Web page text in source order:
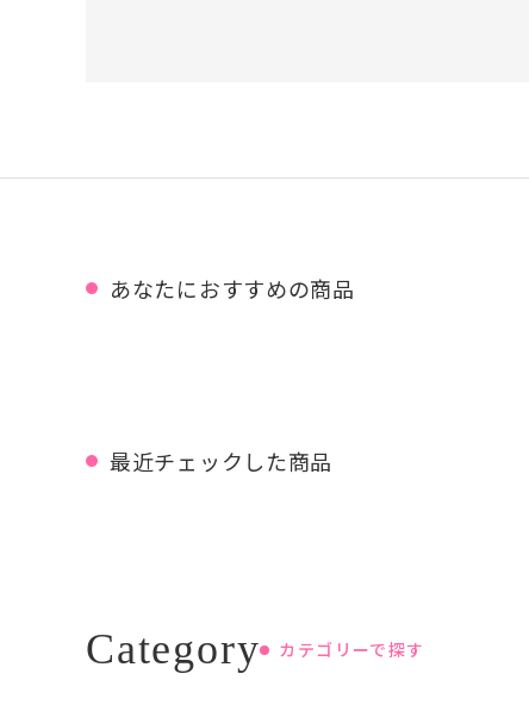
あなたにおすすめの商品
最近チェックした商品
カテゴリーで探す